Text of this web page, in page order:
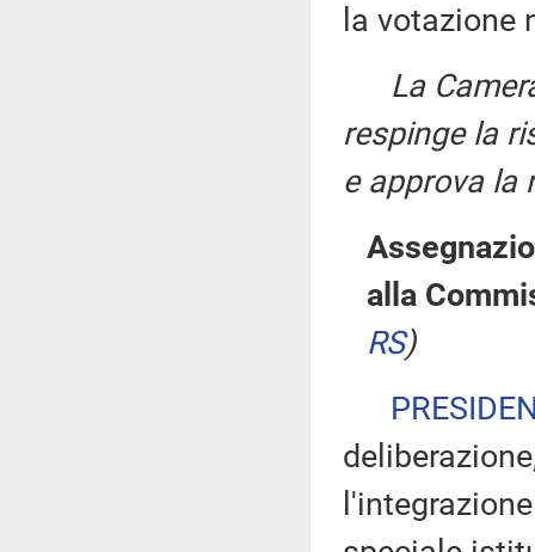
la votazione
La
respinge la
e approva la
alla
RS)